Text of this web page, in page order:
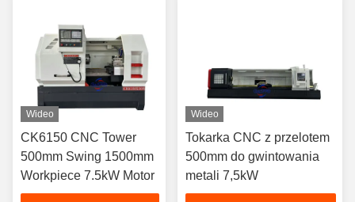
Wideo
CK6150 CNC Tower
500mm Swing 1500mm
Workpiece 7.5kW Motor
Wideo
Tokarka CNC z przelotem
500mm do gwintowania
metali 7,5kW